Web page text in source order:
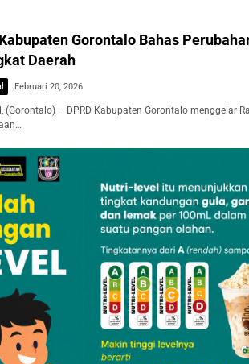
Gorontalo Bahas
Daerah
Februari 20, 2026
(Gorontalo) – DPRD Kabupaten Gorontalo menggelar